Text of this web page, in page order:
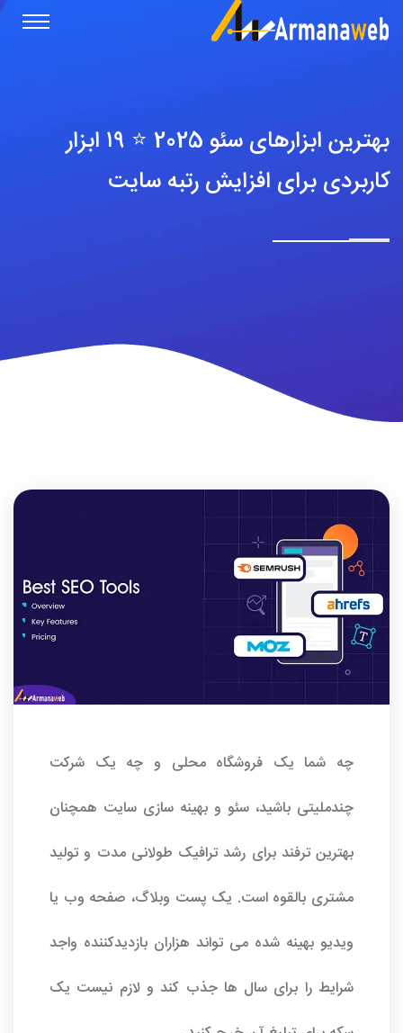
بهترین ابزارهای سئو 2025 ⭐️ ۱۹ ابزار
کاربردی برای افزایش رتبه سایت
چه شما یک فروشگاه محلی و چه یک شرکت
چندملیتی باشید، سئو و بهینه سازی سایت همچنان
بهترین ترفند برای رشد ترافیک طولانی مدت و تولید
مشتری بالقوه است. یک پست وبلاگ، صفحه وب یا
ویدیو بهینه شده می تواند هزاران بازدیدکننده واجد
شرایط را برای سال ها جذب کند و لازم نیست یک